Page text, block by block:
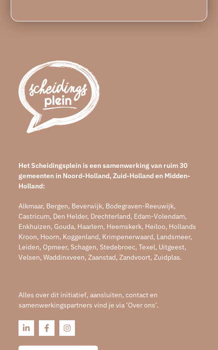
Het Scheidingsplein is een samenwerking van ruim 30
gemeenten in Noord-Holland, Zuid-Holland en Midden-
Holland:
Alkmaar, Bergen, Beverwijk, Bodegraven-Reeuwijk,
Castricum, Den Helder, Drechterland, Edam-Volendam,
Enkhuizen, Gouda, Haarlem, Heemskerk, Heiloo, Hollands
Kroon, Hoorn, Koggenland, Krimpenerwaard, Landsmeer,
Leiden, Opmeer, Schagen, Stedebroec, Texel, Uitgeest,
Velsen, Waddinxveen, Zaanstad, Zandvoort, Zuidplas.
Alles over dit initiatief, aansluiten, contact en
samenwerkingspartners vind je via ‘Over ons’.